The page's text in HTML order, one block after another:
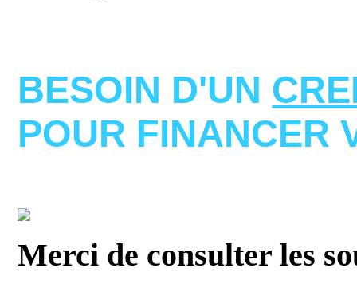
BESOIN D'UN
POUR FINANCER
Merci de consulter les